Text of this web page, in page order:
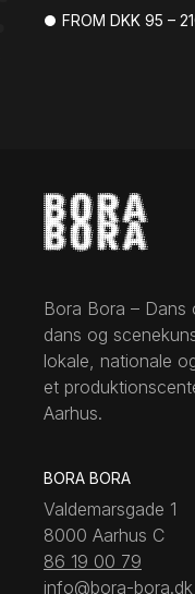
FROM DKK 95 –
Bora Bora –
dans og
lokale, nationale
et
Aarhus.
BORA BORA
Valdemarsgade 1
8000 Aarhus C
86 19 00 79
info@bora-bora.dk